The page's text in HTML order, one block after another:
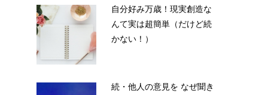
自分好み万歳！現実創造な
んて実は超簡単（だけど続
かない！）
続・他人の意見を なぜ聞き